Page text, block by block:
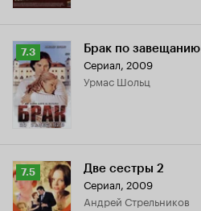
Рейтинг
Кинопоиска
7.3
7.3 Брак по завещанию
Сериал, 2009
Урмас Шольц
Рейтинг
Кинопоиска
7.5
7.5 Две сестры 2
Сериал, 2009
Андрей Стрельников